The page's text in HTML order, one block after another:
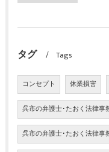
タグ Tags
コンセプト 休業損害
呉市の弁護士･たおく法律事
呉市の弁護士･たおく法律事